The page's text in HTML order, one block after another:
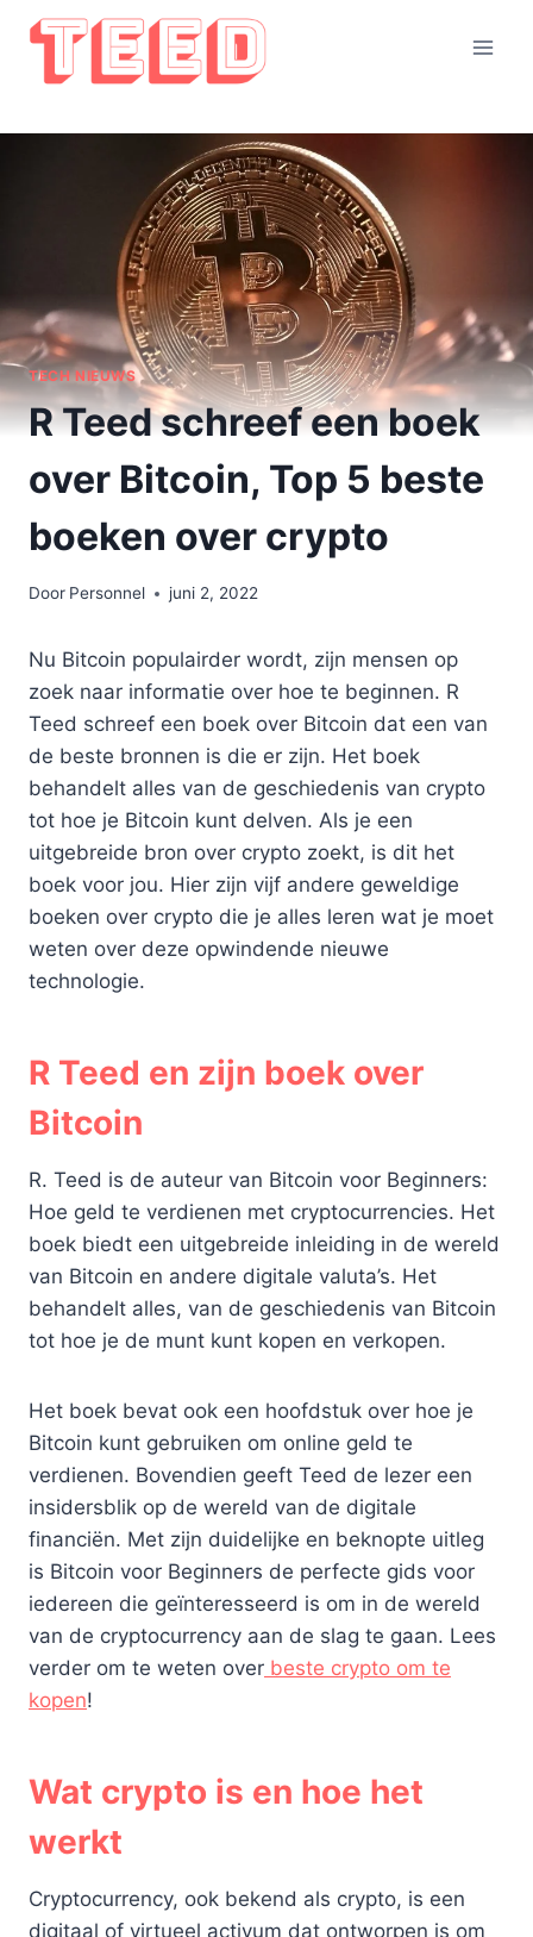
Doorgaan
naar
inhoud
TECH NIEUWS
R Teed schreef een boek
over Bitcoin, Top 5 beste
boeken over crypto
Door Personnel juni 2, 2022
Nu Bitcoin populairder wordt, zijn mensen op
zoek naar informatie over hoe te beginnen. R
Teed schreef een boek over Bitcoin dat een van
de beste bronnen is die er zijn. Het boek
behandelt alles van de geschiedenis van crypto
tot hoe je Bitcoin kunt delven. Als je een
uitgebreide bron over crypto zoekt, is dit het
boek voor jou. Hier zijn vijf andere geweldige
boeken over crypto die je alles leren wat je moet
weten over deze opwindende nieuwe
technologie.
R Teed en zijn boek over
Bitcoin
R. Teed is de auteur van Bitcoin voor Beginners:
Hoe geld te verdienen met cryptocurrencies. Het
boek biedt een uitgebreide inleiding in de wereld
van Bitcoin en andere digitale valuta’s. Het
behandelt alles, van de geschiedenis van Bitcoin
tot hoe je de munt kunt kopen en verkopen.
Het boek bevat ook een hoofdstuk over hoe je
Bitcoin kunt gebruiken om online geld te
verdienen. Bovendien geeft Teed de lezer een
insidersblik op de wereld van de digitale
financiën. Met zijn duidelijke en beknopte uitleg
is Bitcoin voor Beginners de perfecte gids voor
iedereen die geïnteresseerd is om in de wereld
van de cryptocurrency aan de slag te gaan. Lees
verder om te weten over beste crypto om te
kopen!
Wat crypto is en hoe het
werkt
Cryptocurrency, ook bekend als crypto, is een
digitaal of virtueel activum dat ontworpen is om